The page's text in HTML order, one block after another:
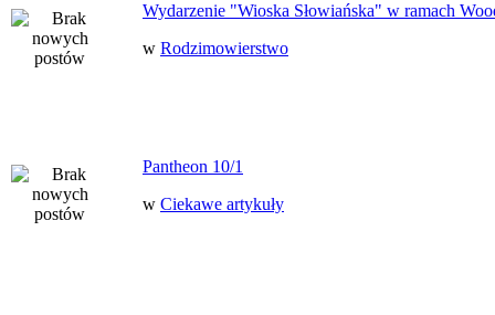
Wydarzenie "Wioska Słowiańska" w ramach
w Rodzimowierstwo
Pantheon 10/1
w Ciekawe artykuły